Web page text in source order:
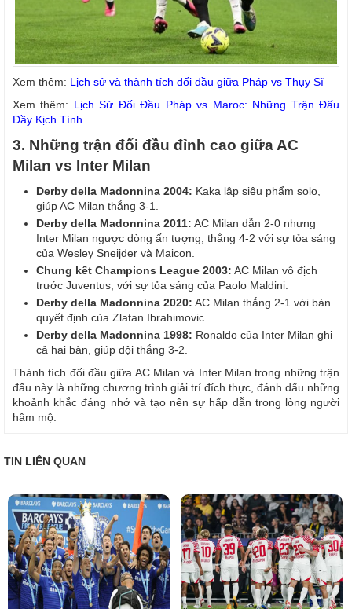
Xem thêm: Lịch sử và thành tích đối đầu giữa Pháp vs Thụy Sĩ
Xem thêm: Lịch Sử Đối Đầu Pháp vs Maroc: Những Trận Đấu
Đầy Kịch Tính
3. Những trận đối đầu đỉnh cao giữa AC
Milan vs Inter Milan
Derby della Madonnina 2004: Kaka lập siêu phẩm solo,
giúp AC Milan thắng 3-1.
Derby della Madonnina 2011: AC Milan dẫn 2-0 nhưng
Inter Milan ngược dòng ấn tượng, thắng 4-2 với sự tỏa sáng
của Wesley Sneijder và Maicon.
Chung kết Champions League 2003: AC Milan vô địch
trước Juventus, với sự tỏa sáng của Paolo Maldini.
Derby della Madonnina 2020: AC Milan thắng 2-1 với bàn
quyết định của Zlatan Ibrahimovic.
Derby della Madonnina 1998: Ronaldo của Inter Milan ghi
cả hai bàn, giúp đội thắng 3-2.
Thành tích đối đầu giữa AC Milan và Inter Milan trong những trận
đấu này là những chương trình giải trí đích thực, đánh dấu những
khoảnh khắc đáng nhớ và tạo nên sự hấp dẫn trong lòng người
hâm mộ.
TIN LIÊN QUAN